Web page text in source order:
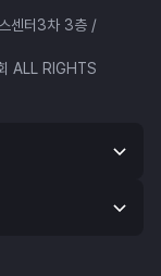
센터3차 3층 /
ALL RIGHTS